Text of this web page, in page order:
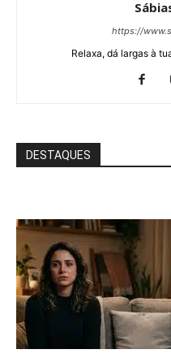
https://
Relaxa, dá largas à
DESTAQUES